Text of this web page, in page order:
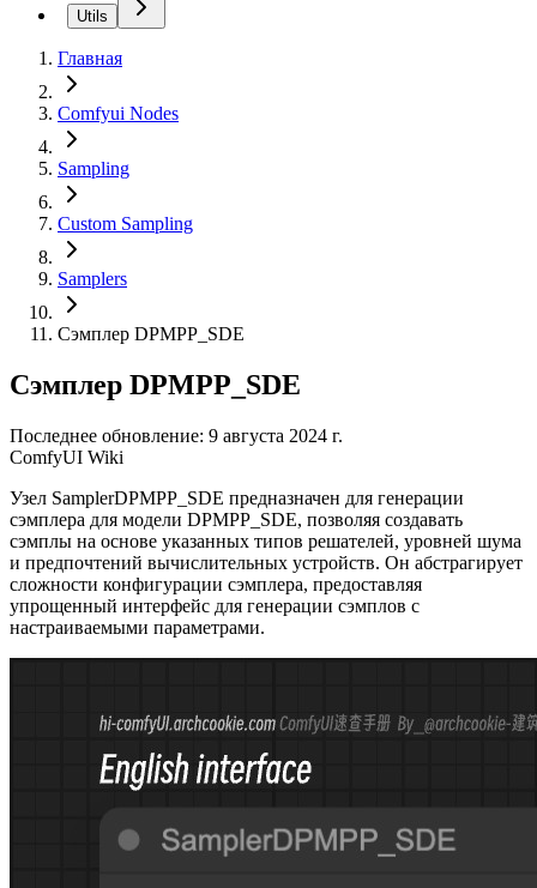
Utils
Главная
Comfyui Nodes
Sampling
Custom Sampling
Samplers
Сэмплер DPMPP_SDE
Сэмплер DPMPP_SDE
Последнее обновление: 9 августа 2024 г.
ComfyUI Wiki
Узел SamplerDPMPP_SDE предназначен для генерации
сэмплера для модели DPMPP_SDE, позволяя создавать
сэмплы на основе указанных типов решателей, уровней шума
и предпочтений вычислительных устройств. Он абстрагирует
сложности конфигурации сэмплера, предоставляя
упрощенный интерфейс для генерации сэмплов с
настраиваемыми параметрами.